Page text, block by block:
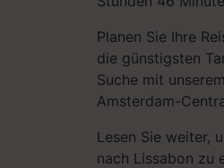
Planen Sie Ihre
die günstigsten
Suche mit
Amsterdam-
Lesen Sie weiter,
nach Lissabon zu